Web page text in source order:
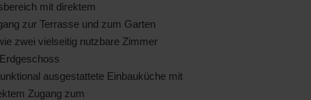
mit direktem
zur Terrasse und zum Garten
zwei vielseitig nutzbare Zimmer
ausgestattete Einbauküche mit
Zugang zum